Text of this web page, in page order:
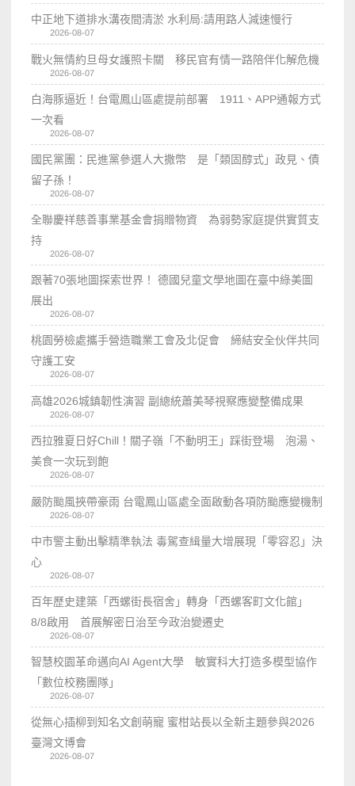
中正地下道排水溝夜間清淤 水利局:請用路人減速慢行
2026-08-07
戰火無情約旦母女護照卡關 移民官有情一路陪伴化解危機
2026-08-07
白海豚逼近！台電鳳山區處提前部署 1911、APP通報方式
一次看
2026-08-07
國民黨團：民進黨參選人大撒幣 是「類固醇式」政見、債
留子孫！
2026-08-07
全聯慶祥慈善事業基金會捐贈物資 為弱勢家庭提供實質支
持
2026-08-07
跟著70張地圖探索世界！ 德國兒童文學地圖在臺中綠美圖
展出
2026-08-07
桃園勞檢處攜手營造職業工會及北促會 締結安全伙伴共同
守護工安
2026-08-07
高雄2026城鎮韌性演習 副總統蕭美琴視察應變整備成果
2026-08-07
西拉雅夏日好Chill！關子嶺「不動明王」踩街登場 泡湯、
美食一次玩到飽
2026-08-07
嚴防颱風挾帶豪雨 台電鳳山區處全面啟動各項防颱應變機制
2026-08-07
中市警主動出擊精準執法 毒駕查緝量大增展現「零容忍」決
心
2026-08-07
百年歷史建築「西螺街長宿舍」轉身「西螺客町文化館」
8/8啟用 首展解密日治至今政治變遷史
2026-08-07
智慧校園革命邁向AI Agent大學 敏實科大打造多模型協作
「數位校務團隊」
2026-08-07
從無心插柳到知名文創萌寵 蜜柑站長以全新主題參與2026
臺灣文博會
2026-08-07